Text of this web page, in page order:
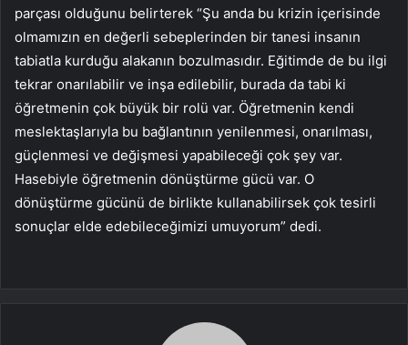
parçası olduğunu belirterek “Şu anda bu krizin içerisinde
olmamızın en değerli sebeplerinden bir tanesi insanın
tabiatla kurduğu alakanın bozulmasıdır. Eğitimde de bu ilgi
tekrar onarılabilir ve inşa edilebilir, burada da tabi ki
öğretmenin çok büyük bir rolü var. Öğretmenin kendi
meslektaşlarıyla bu bağlantının yenilenmesi, onarılması,
güçlenmesi ve değişmesi yapabileceği çok şey var.
Hasebiyle öğretmenin dönüştürme gücü var. O
dönüştürme gücünü de birlikte kullanabilirsek çok tesirli
sonuçlar elde edebileceğimizi umuyorum” dedi.